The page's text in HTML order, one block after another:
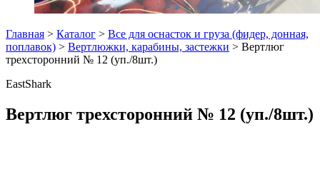
Главная > Каталог > Все для оснасток и груза (фидер, донная,
поплавок) > Вертлюжки, карабины, застежки > Вертлюг
трехсторонний № 12 (уп./8шт.)
EastShark
Вертлюг трехсторонний № 12 (уп./8шт.)